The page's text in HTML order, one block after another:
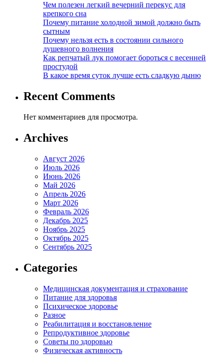
Чем полезен легкий вечерний перекус для
крепкого сна
Почему питание холодной зимой должно быть
сытным
Почему нельзя есть в состоянии сильного
душевного волнения
Как репчатый лук помогает бороться с весенней
простудой
В какое время суток лучше есть сладкую дыню
Recent Comments
Нет комментариев для просмотра.
Archives
Август 2026
Июль 2026
Июнь 2026
Май 2026
Апрель 2026
Март 2026
Февраль 2026
Декабрь 2025
Ноябрь 2025
Октябрь 2025
Сентябрь 2025
Categories
Медицинская документация и страхование
Питание для здоровья
Психическое здоровье
Разное
Реабилитация и восстановление
Репродуктивное здоровье
Советы по здоровью
Физическая активность